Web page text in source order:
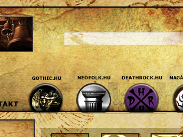
Keresés Űrlap
Keresés